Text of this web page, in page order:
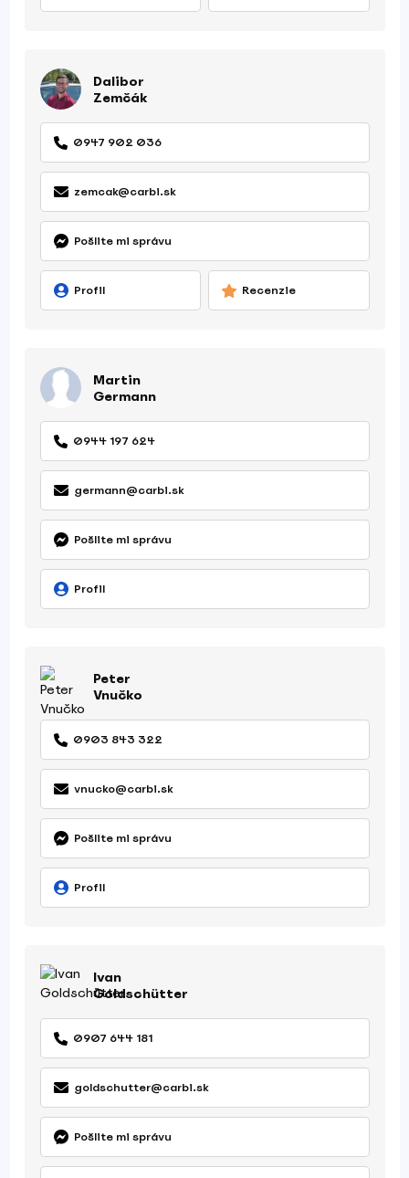
Dalibor
Zemčák
0947 902 036
zemcak@carbi.sk
Pošlite mi správu
Profil Recenzie
Martin
Germann
0944 197 624
germann@carbi.sk
Pošlite mi správu
Profil
Peter
Vnučko
0903 843 322
vnucko@carbi.sk
Pošlite mi správu
Profil
Ivan
Goldschütter
0907 644 181
goldschutter@carbi.sk
Pošlite mi správu